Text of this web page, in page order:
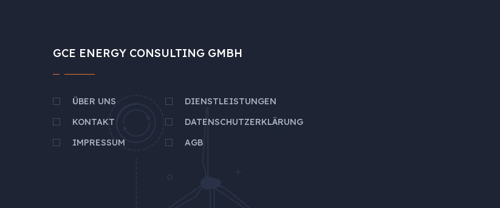
GCE ENERGY CONSULTING GMBH
ÜBER UNS
DIENSTLEISTUNGEN
KONTAKT
DATENSCHUTZERKLÄRUNG
IMPRESSUM
AGB